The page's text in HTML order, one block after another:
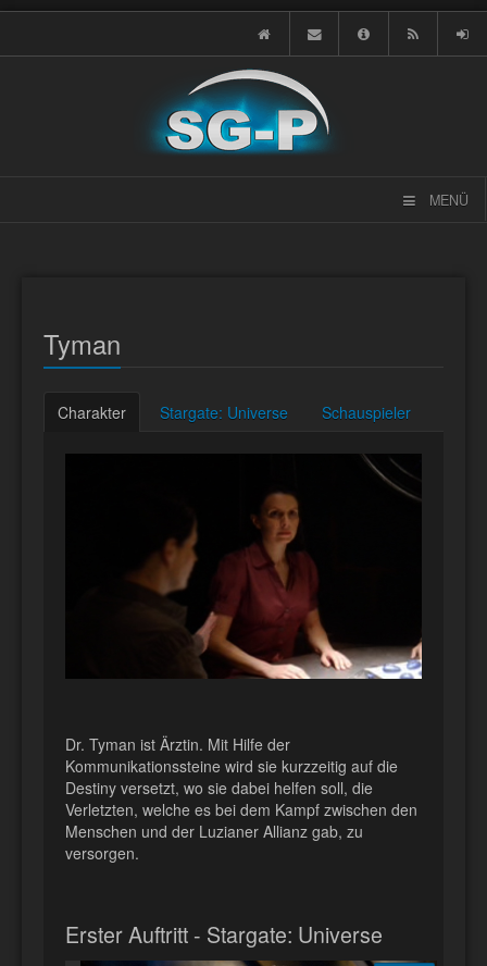
MENÜ
Tyman
Charakter Stargate: Universe Schauspieler
Dr. Tyman ist Ärztin. Mit Hilfe der
Kommunikationssteine wird sie kurzzeitig auf die
Destiny versetzt, wo sie dabei helfen soll, die
Verletzten, welche es bei dem Kampf zwischen den
Menschen und der Luzianer Allianz gab, zu
versorgen.
Erster Auftritt - Stargate: Universe